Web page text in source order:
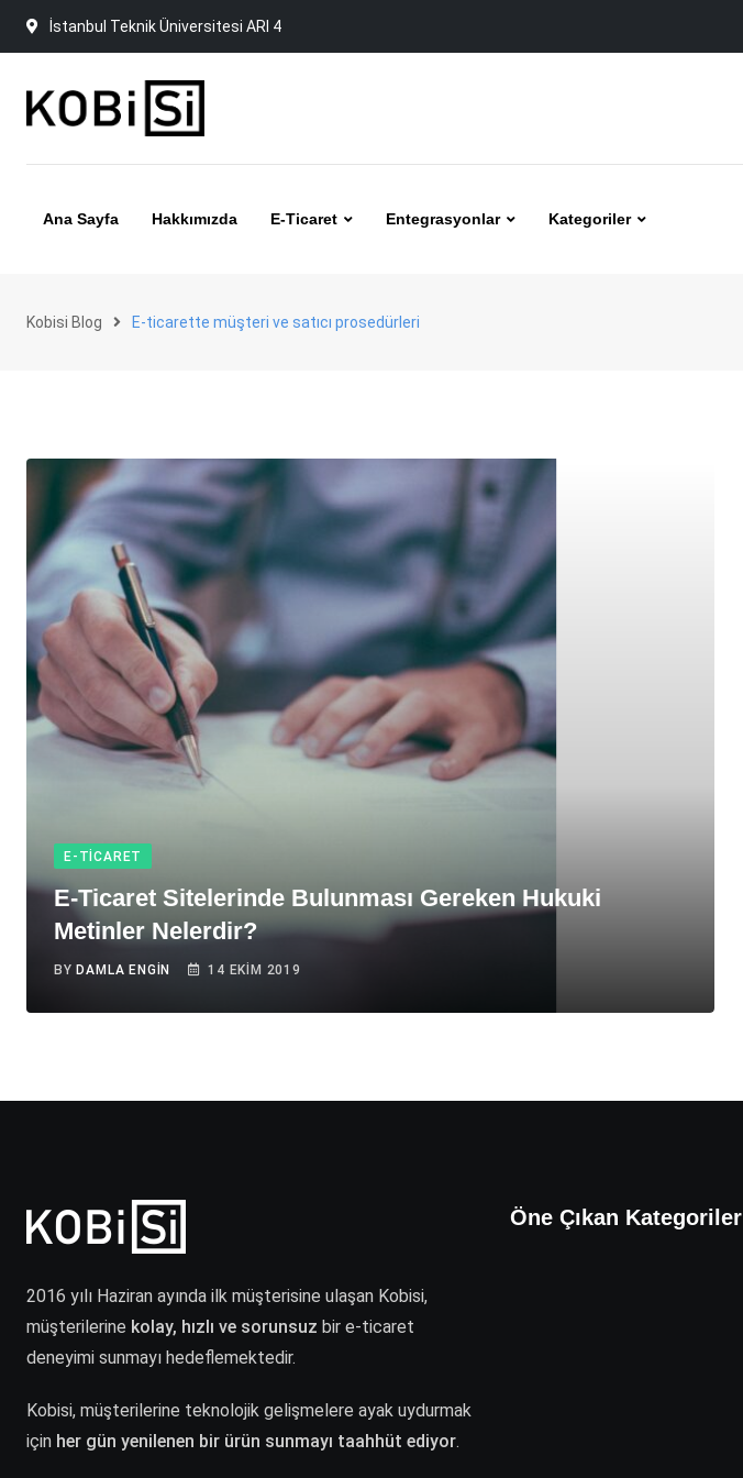
Skip
İstanbul Teknik Üniversitesi ARI 4
Ana Sayfa Hakkımızda E-Ticaret Entegrasyonlar Kategoriler
Kobisi Blog E-ticarette müşteri ve satıcı prosedürleri
E-TICARET
E-Ticaret Sitelerinde Bulunması Gereken Hukuki
Metinler Nelerdir?
BY DAMLA ENGIN 14 EKIM 2019
2016 yılı Haziran ayında ilk müşterisine ulaşan Kobisi,
müşterilerine kolay, hızlı ve sorunsuz bir e-ticaret
deneyimi sunmayı hedeflemektedir.
Kobisi, müşterilerine teknolojik gelişmelere ayak uydurmak
için her gün yenilenen bir ürün sunmayı taahhüt ediyor.
Öne Çıkan Kategoriler